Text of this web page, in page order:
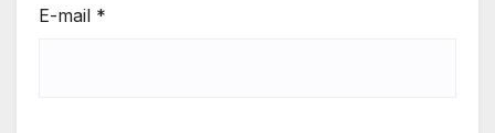
E-mail *